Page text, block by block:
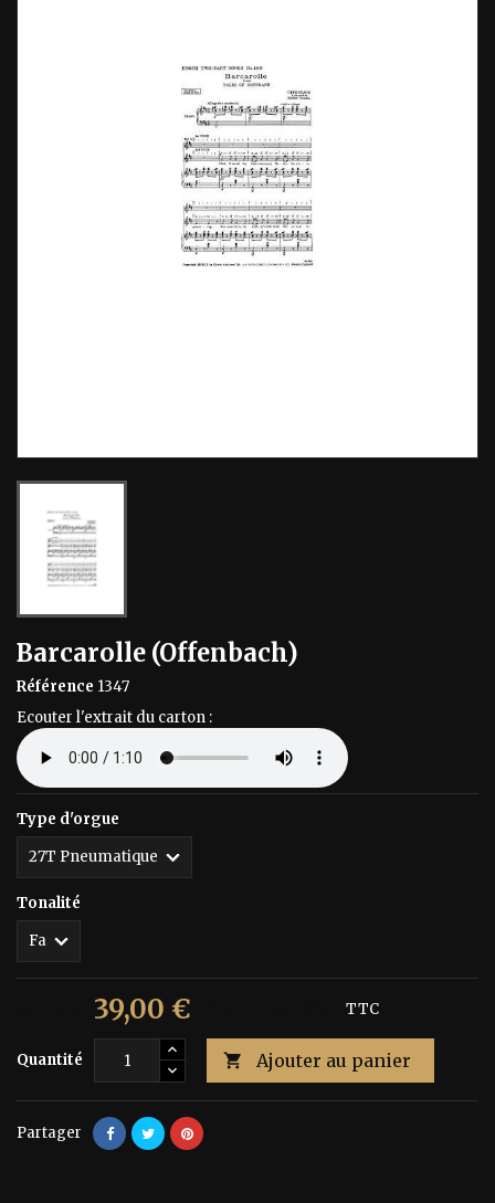
Barcarolle (Offenbach)
Référence 1347
Ecouter l'extrait du carton :
Type d'orgue
Tonalité
39,00 € TTC
Quantité  Ajouter au panier
Partager